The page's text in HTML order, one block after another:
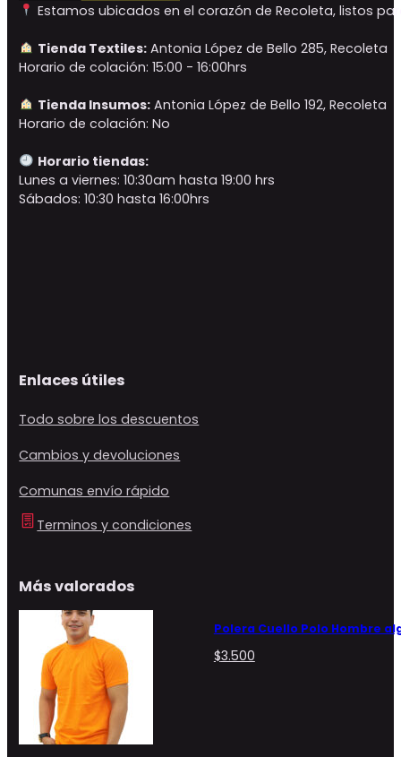
Estamos ubicados en el corazón de Recoleta, listos
Tienda Textiles:Antonia López de Bello 285, Recoleta
Horario de colación: 15:00 - 16:00hrs
Tienda Insumos:Antonia López de Bello 192, Recoleta
Horario de colación: No
Horario tiendas:
Lunes a viernes: 10:30am hasta 19:00 hrs
Sábados: 10:30 hasta 16:00hrs
Enlaces útiles
Todo sobre los descuentos
Cambios y devoluciones
Comunas envío rápido
Terminos y condiciones
Más valorados
Polera Cuello Polo Hombre
$3.500